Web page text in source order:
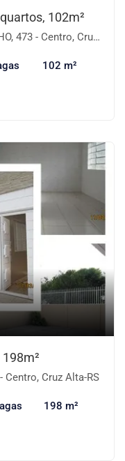
102m²
- Centro, Cruz Alta-RS
102 m²
Centro, Cruz Alta-RS
198 m²